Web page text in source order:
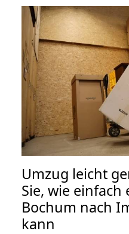
Umzug leicht
Sie, wie einfach
Bochum nach
kann